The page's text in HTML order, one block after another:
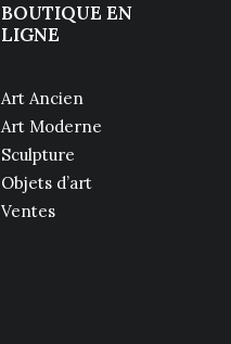
BOUTIQUE EN
LIGNE
Art Ancien
Art Moderne
Sculpture
Objets d’art
Ventes